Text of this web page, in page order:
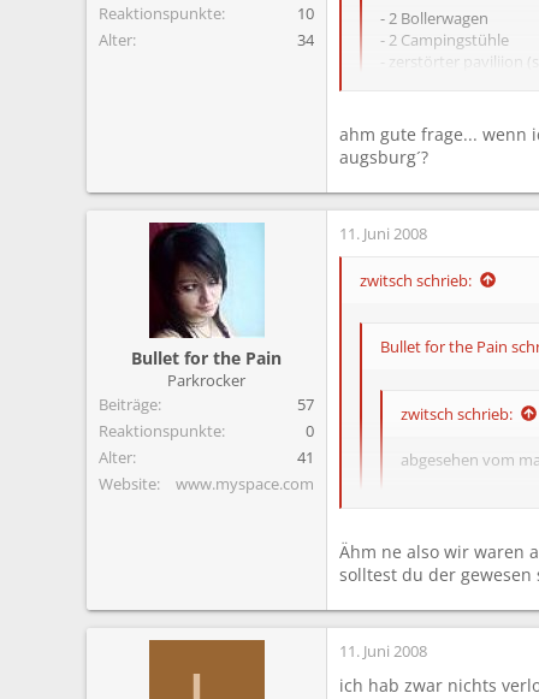
Reaktionspunkte
10
Alter
34
- 2 Bollerwagen
- 2 Campingstühle
- zerstörter paviliion
ich ihr klargemacht
gestört das ich bei
dann kann ich
Bei ner freundin hat
ahm gute frage... wenn
augsburg´?
Bullet for the Pain
Parkrocker
Beiträge
57
Reaktionspunkte
0
Alter
41
Website
www.myspace.com
11. Juni 2008
zwitsch schrieb:
Bullet for the Pain
zwitsch schrieb:
abgesehen vom
- zerstörter
vermiss ich noch
nachdem ich ihr
auch net gestört
nimmer find dann
Bei ner freundin hat
ahm gute frage... wenn
Ähm ne also wir waren
solltest du der
11. Juni 2008
ich hab zwar nichts